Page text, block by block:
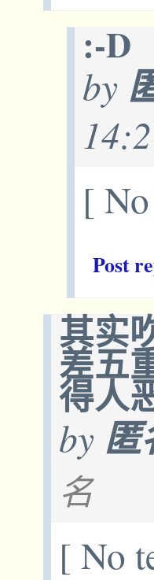
:-D
by
[
Post
其实
差五
得人
by 匿
名
[ No